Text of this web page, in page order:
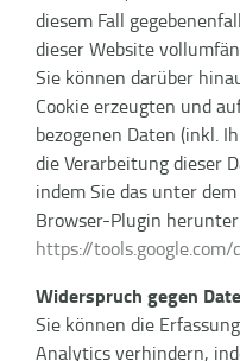
diesem Fall
dieser Website
Sie können darüber
Cookie erzeugten und
bezogenen Daten (inkl.
die Verarbeitung dieser
indem Sie das unter
Browser-Plugin
https://
Widerspruch gegen
Sie können die
Analytics verhindern,